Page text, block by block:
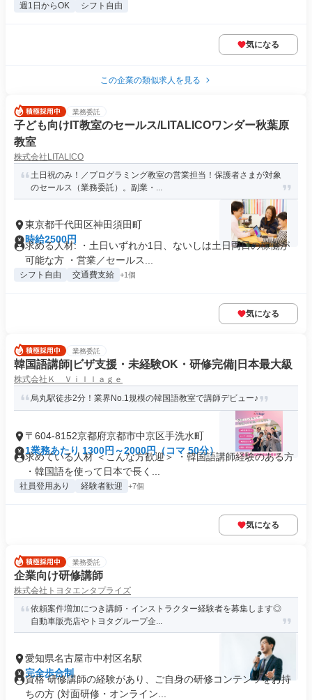
週1日からOK シフト自由
気になる
この企業の類似求人を見る
業務委託
子ども向けIT教室のセールス/LITALICOワンダー秋葉原
教室
株式会社LITALICO
土日祝のみ！／プログラミング教室の営業担当！保護者さまが対象
のセールス（業務委託）。副業・...
東京都千代田区神田須田町
時給2500円
求める人材: ・土日いずれか1日、ないしは土日両日の稼働が
可能な方 ・営業／セールス...
シフト自由 交通費支給 +1個
気になる
業務委託
韓国語講師|ビザ支援・未経験OK・研修完備|日本最大級
株式会社Ｋ Ｖｉｌｌａｇｅ
烏丸駅徒歩2分！業界No.1規模の韓国語教室で講師デビュー♪
〒604-8152京都府京都市中京区手洗水町
1業務あたり 1300円～2000円（コマ 50分）
求めている人材 ＜こんな方歓迎＞ ・韓国語講師経験のある方
・韓国語を使って日本で長く...
社員登用あり 経験者歓迎 +7個
気になる
業務委託
企業向け研修講師
株式会社トヨタエンタプライズ
依頼案件増加につき講師・インストラクター経験者を募集します◎
自動車販売店やトヨタグループ企...
愛知県名古屋市中村区名駅
完全歩合制
資格 研修講師の経験があり、ご自身の研修コンテンツをお持
ちの方 (対面研修・オンライン...